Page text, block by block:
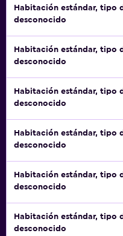
Habitación estándar, tipo
desconocido
Habitación estándar, tipo
desconocido
Habitación estándar, tipo
desconocido
Habitación estándar, tipo
desconocido
Habitación estándar, tipo
desconocido
Habitación estándar, tipo
desconocido